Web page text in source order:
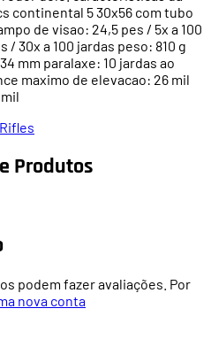
continental 5 30x56 com tubo
de visao: 24,5 pes / 5x a 100
/ 30x a 100 jardas peso: 810 g
mm paralaxe: 10 jardas ao
maximo de elevacao: 26 mil
Produtos
podem fazer avaliações. Por
nova conta